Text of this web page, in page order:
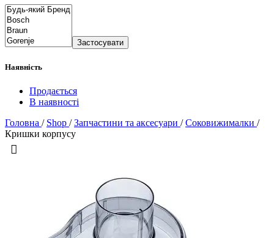
Застосувати
Наявність
Продається
В наявності
Головна / Shop / Запчастини та аксесуари / Соковижималки /
Кришки корпусу